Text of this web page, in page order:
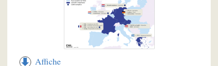
Affiche